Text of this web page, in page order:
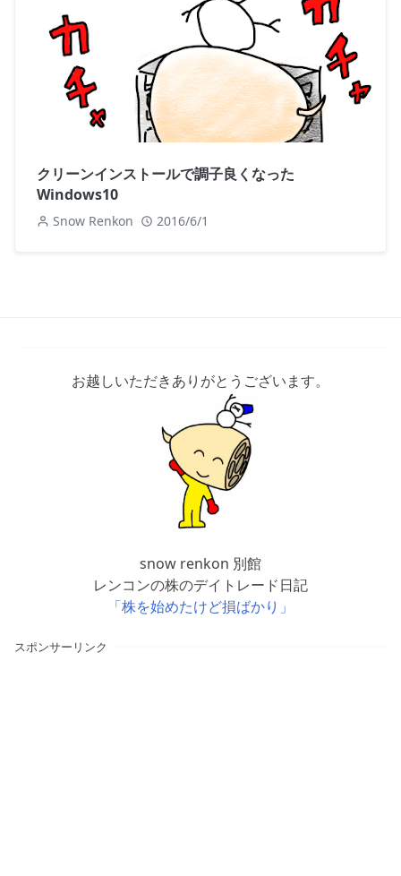
クリーンインストールで調子良くなった
Windows10
Snow Renkon 2016/6/1
お越しいただきありがとうございます。
snow renkon 別館
レンコンの株のデイトレード日記
「株を始めたけど損ばかり」
スポンサーリンク